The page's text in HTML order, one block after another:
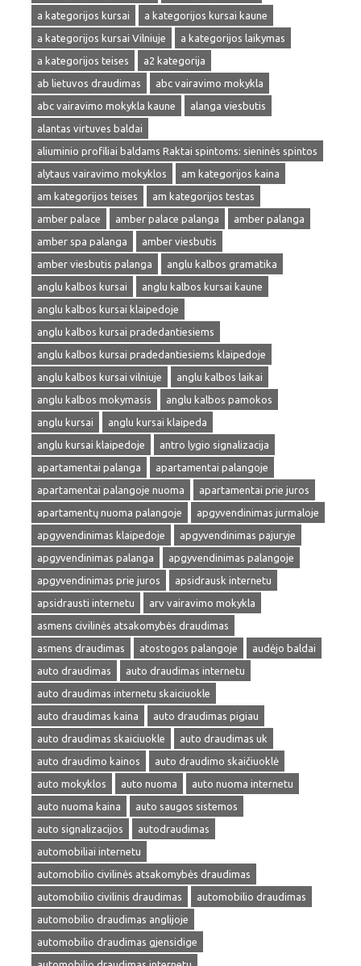
a kategorijos kursai
a kategorijos kursai kaune
a kategorijos kursai Vilniuje
a kategorijos laikymas
a kategorijos teises
a2 kategorija
ab lietuvos draudimas
abc vairavimo mokykla
abc vairavimo mokykla kaune
alanga viesbutis
alantas virtuves baldai
aliuminio profiliai baldams Raktai spintoms: sieninės spintos
alytaus vairavimo mokyklos
am kategorijos kaina
am kategorijos teises
am kategorijos testas
amber palace
amber palace palanga
amber palanga
amber spa palanga
amber viesbutis
amber viesbutis palanga
anglu kalbos gramatika
anglu kalbos kursai
anglu kalbos kursai kaune
anglu kalbos kursai klaipedoje
anglu kalbos kursai pradedantiesiems
anglu kalbos kursai pradedantiesiems klaipedoje
anglu kalbos kursai vilniuje
anglu kalbos laikai
anglu kalbos mokymasis
anglu kalbos pamokos
anglu kursai
anglu kursai klaipeda
anglu kursai klaipedoje
antro lygio signalizacija
apartamentai palanga
apartamentai palangoje
apartamentai palangoje nuoma
apartamentai prie juros
apartamentų nuoma palangoje
apgyvendinimas jurmaloje
apgyvendinimas klaipedoje
apgyvendinimas pajuryje
apgyvendinimas palanga
apgyvendinimas palangoje
apgyvendinimas prie juros
apsidrausk internetu
apsidrausti internetu
arv vairavimo mokykla
asmens civilinės atsakomybės draudimas
asmens draudimas
atostogos palangoje
audėjo baldai
auto draudimas
auto draudimas internetu
auto draudimas internetu skaiciuokle
auto draudimas kaina
auto draudimas pigiau
auto draudimas skaiciuokle
auto draudimas uk
auto draudimo kainos
auto draudimo skaičiuoklė
auto mokyklos
auto nuoma
auto nuoma internetu
auto nuoma kaina
auto saugos sistemos
auto signalizacijos
autodraudimas
automobiliai internetu
automobilio civilinės atsakomybės draudimas
automobilio civilinis draudimas
automobilio draudimas
automobilio draudimas anglijoje
automobilio draudimas gjensidige